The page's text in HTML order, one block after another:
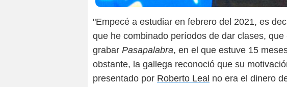
"Empecé a estudiar en febrero del 2021, es
que he combinado períodos de dar clases,
grabar Pasapalabra, en el que estuve 15
obstante, la gallega reconoció que su
presentado por Roberto Leal no era el dinero